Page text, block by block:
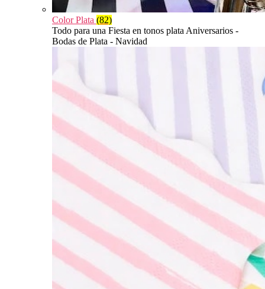
Color Plata (82)
Todo para una Fiesta en tonos plata Aniversarios -
Bodas de Plata - Navidad